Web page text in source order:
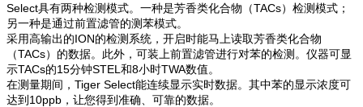
Select具有两种检测模式。一种是芳香类化合物（TACs）检测模式；
另一种是通过前置滤管的测苯模式。
采用高输出的ION的检测系统，开启时能马上读取芳香类化合物
（TACs）的数据。此外，可装上前置滤管进行对苯的检测。仪器可显
示TACs的15分钟STEL和8小时TWA数值。
在测量期间，Tiger Select能连续显示实时数据。其中苯的显示浓度可
达到10ppb，让您得到准确、可靠的数据。